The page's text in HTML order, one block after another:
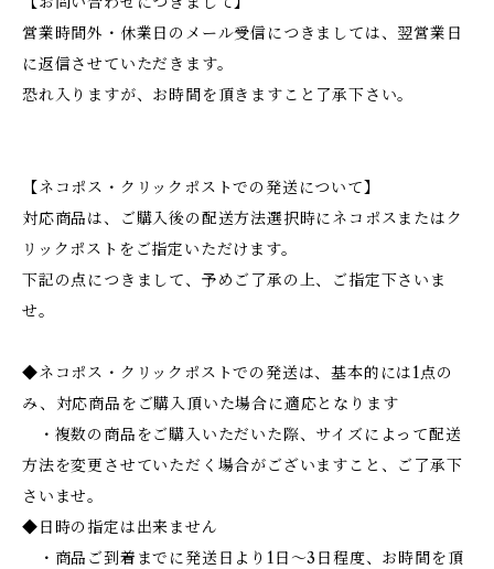
営業時間外・休業日のメール受信につきましては、翌営業日
に返信させていただきます。
恐れ入りますが、お時間を頂きますこと了承下さい。
【ネコポス・クリックポストでの発送について】
対応商品は、ご購入後の配送方法選択時にネコポスまたはク
リックポストをご指定いただけます。
下記の点につきまして、予めご了承の上、ご指定下さいま
せ。
◆ネコポス・クリックポストでの発送は、基本的には1点の
み、対応商品をご購入頂いた場合に適応となります
・複数の商品をご購入いただいた際、サイズによって配送
方法を変更させていただく場合がございますこと、ご了承下
さいませ。
◆日時の指定は出来ません
・商品ご到着までに発送日より1日～3日程度、お時間を頂